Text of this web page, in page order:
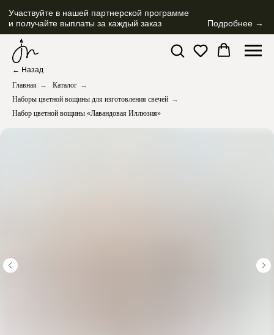
Участвуйте в нашей партнерской программе
и получайте выплаты за каждый заказ Подробнее →
← Назад
Главная → Каталог →
Наборы цветной вощины для изготовления свечей →
Набор цветной вощины «Лавандовая Иллюзия»